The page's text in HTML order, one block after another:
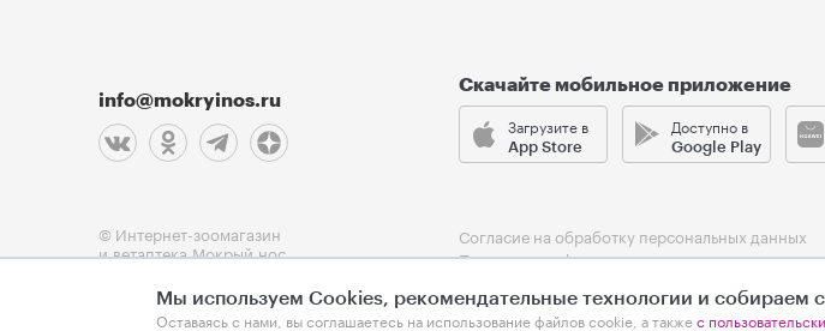
Мы используем Cookies, рекомендательные технологии и собираем
Оставаясь с нами, вы соглашаетесь на использование файлов cookie, а такжес
info@mokryinos.ru
Скачайте мобильное приложение
Загрузите в
App Store
Доступно в
Google Play
© Интернет-зоомагазин
и ветаптека Мокрый нос
Согласие на обработку персональных данных
Политика конфиденциальности
Оферта